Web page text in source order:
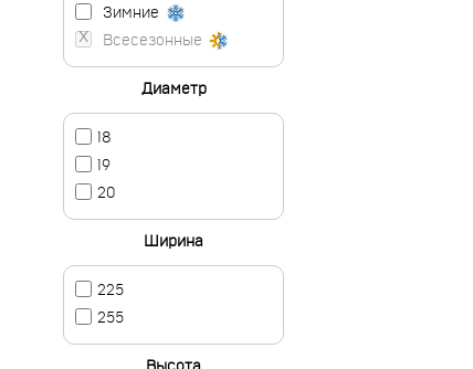
Зимние
Всесезонные
Диаметр
18
19
20
Ширина
225
255